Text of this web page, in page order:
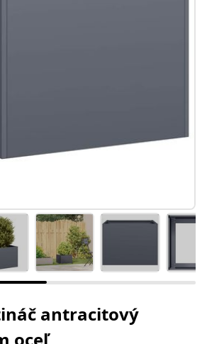
antracitový